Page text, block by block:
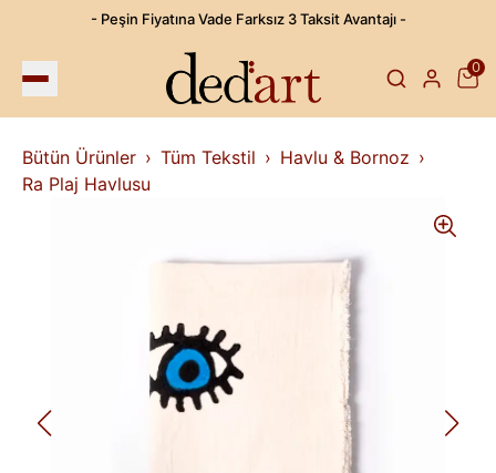
- Peşin Fiyatına Vade Farksız 3 Taksit Avantajı -
0
Bütün Ürünler Tüm Tekstil
Havlu & Bornoz
Ra Plaj Havlusu